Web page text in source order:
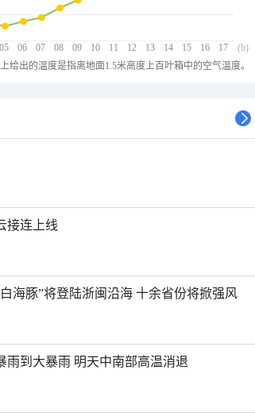
05 06 07 08 09 10 11 12 13 14 15 16 17 (h)
给出的温度是指离地面1.5米高度上百叶箱中的空气温度。
接连上线
海豚”将登陆浙闽沿海 十余省份将掀强风
雨到大暴雨 明天中南部高温消退